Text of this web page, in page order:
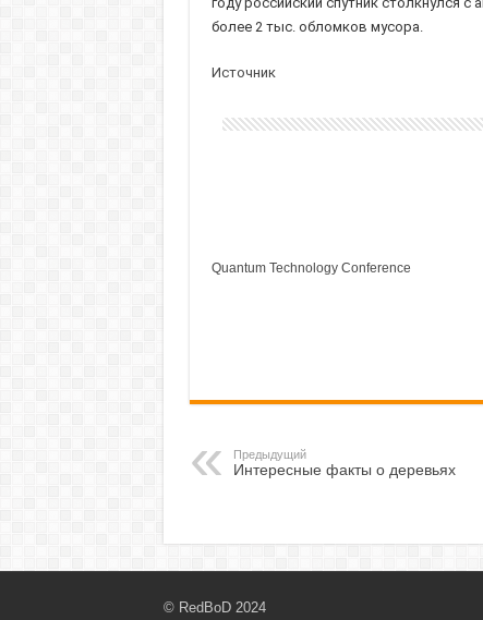
более 2 тыс. обломков мусора.
Источник
Quantum Technology Conference
Предыдущий
Интересные факты о деревьях
© RedBoD 2024